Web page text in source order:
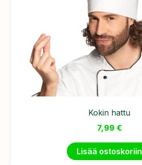
Kokin hattu
7,99 €
Lisää ostoskoriin